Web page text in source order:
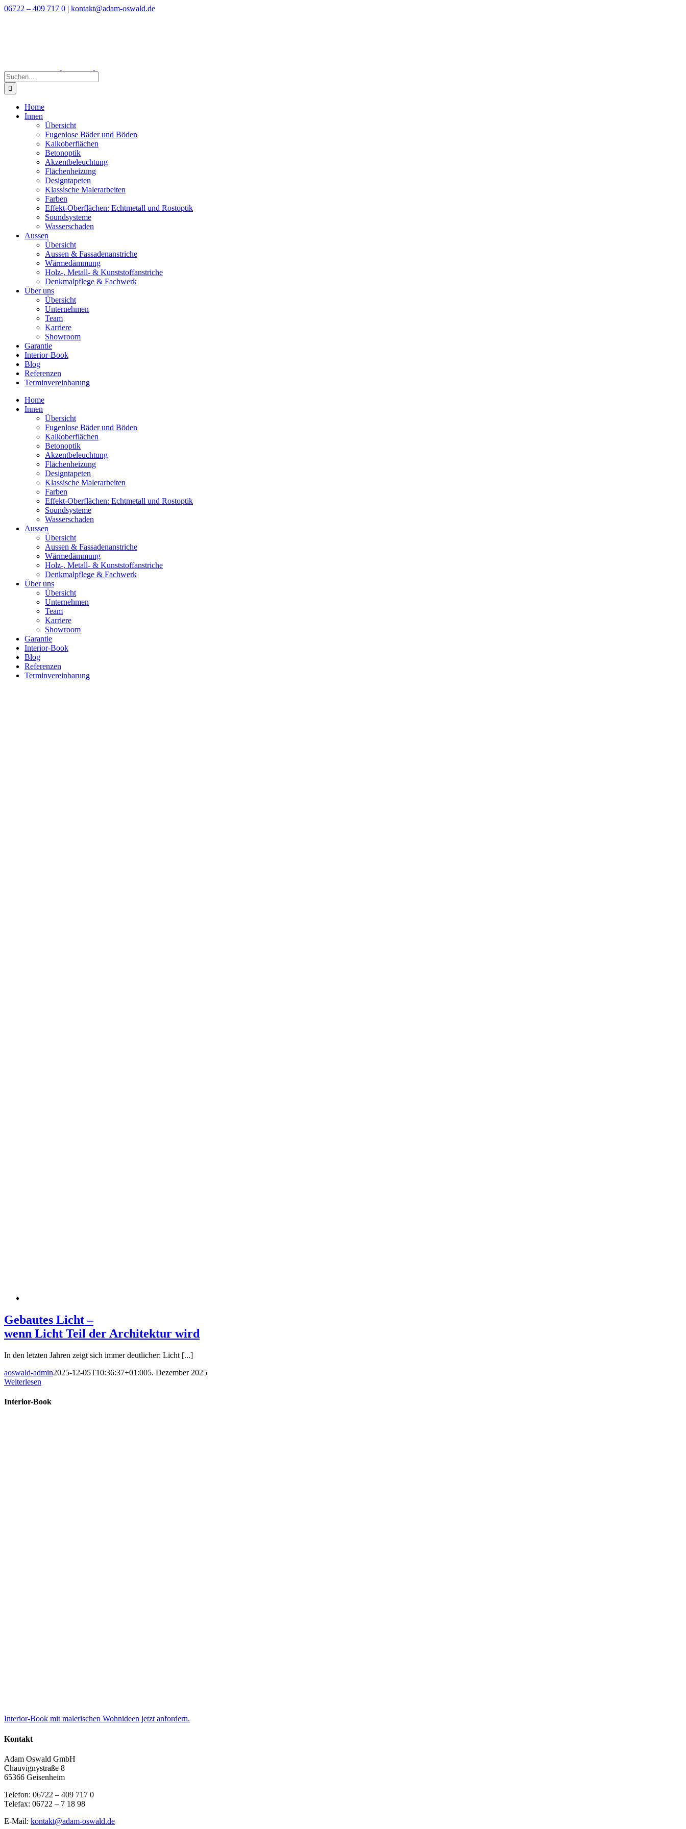
Zum
06722 – 409 717 0 | kontakt@adam-oswald.de
Suche
nach:
Home
Innen
Übersicht
Fugenlose Bäder und Böden
Kalkoberflächen
Betonoptik
Akzentbeleuchtung
Flächenheizung
Designtapeten
Klassische Malerarbeiten
Farben
Effekt-Oberflächen: Echtmetall und Rostoptik
Soundsysteme
Wasserschaden
Aussen
Übersicht
Aussen & Fassadenanstriche
Wärmedämmung
Holz-, Metall- & Kunststoffanstriche
Denkmalpflege & Fachwerk
Über uns
Übersicht
Unternehmen
Team
Karriere
Showroom
Garantie
Interior-Book
Blog
Referenzen
Terminvereinbarung
Home
Innen
Übersicht
Fugenlose Bäder und Böden
Kalkoberflächen
Betonoptik
Akzentbeleuchtung
Flächenheizung
Designtapeten
Klassische Malerarbeiten
Farben
Effekt-Oberflächen: Echtmetall und Rostoptik
Soundsysteme
Wasserschaden
Aussen
Übersicht
Aussen & Fassadenanstriche
Wärmedämmung
Holz-, Metall- & Kunststoffanstriche
Denkmalpflege & Fachwerk
Über uns
Übersicht
Unternehmen
Team
Karriere
Showroom
Garantie
Interior-Book
Blog
Referenzen
Terminvereinbarung
Gebautes Licht –
wenn Licht Teil der Architektur wird
In den letzten Jahren zeigt sich immer deutlicher: Licht [...]
aoswald-admin2025-12-05T10:36:37+01:005. Dezember 2025|
Weiterlesen
Interior-Book
Interior-Book mit malerischen Wohnideen jetzt anfordern.
Kontakt
Adam Oswald GmbH
Chauvignystraße 8
65366 Geisenheim
Telefon: 06722 – 409 717 0
Telefax: 06722 – 7 18 98
E-Mail: kontakt@adam-oswald.de